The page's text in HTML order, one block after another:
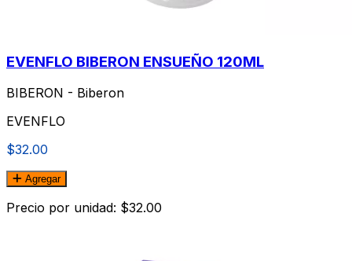
EVENFLO BIBERON ENSUEÑO 120ML
BIBERON - Biberon
EVENFLO
$32.00
Agregar
Precio por unidad: $32.00